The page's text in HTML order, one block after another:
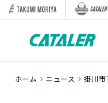
ホーム ニュース 掛川市